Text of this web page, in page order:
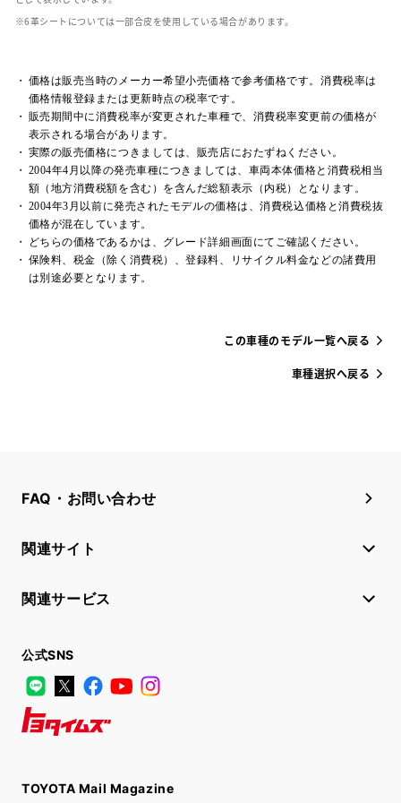
革シートについては一部合皮を使用している場合があります。
価格は販売当時のメーカー希望小売価格で参考価格です。消費税率は
価格情報登録または更新時点の税率です。
販売期間中に消費税率が変更された車種で、消費税率変更前の価格が
表示される場合があります。
実際の販売価格につきましては、販売店におたずねください。
2004年4月以降の発売車種につきましては、車両本体価格と消費税相当
額（地方消費税額を含む）を含んだ総額表示（内税）となります。
2004年3月以前に発売されたモデルの価格は、消費税込価格と消費税抜
価格が混在しています。
どちらの価格であるかは、グレード詳細画面にてご確認ください。
保険料、税金（除く消費税）、登録料、リサイクル料金などの諸費用
は別途必要となります。
この車種のモデル一覧へ戻る
車種選択へ戻る
FAQ・お問い合わせ
関連サイト
関連サービス
公式SNS
LINE
X FacebookYouTube
TOYOTA Mail Magazine